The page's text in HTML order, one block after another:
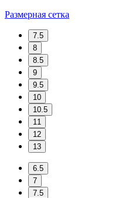
Размерная сетка
7.5
8
8.5
9
9.5
10
10.5
11
12
13
6.5
7
7.5